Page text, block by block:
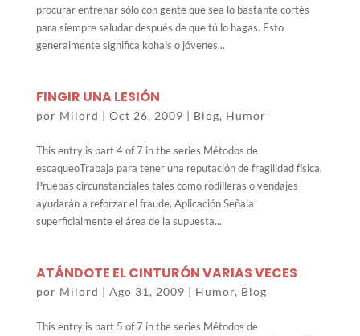
procurar entrenar sólo con gente que sea lo bastante cortés
para siempre saludar después de que tú lo hagas. Esto
generalmente significa kohais o jóvenes...
FINGIR UNA LESIÓN
por Milord | Oct 26, 2009 | Blog, Humor
This entry is part 4 of 7 in the series Métodos de
escaqueoTrabaja para tener una reputación de fragilidad física.
Pruebas circunstanciales tales como rodilleras o vendajes
ayudarán a reforzar el fraude. Aplicación Señala
superficialmente el área de la supuesta...
ATÁNDOTE EL CINTURÓN VARIAS VECES
por Milord | Ago 31, 2009 | Humor, Blog
This entry is part 5 of 7 in the series Métodos de